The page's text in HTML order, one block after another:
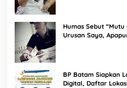
Humas Sebut
Urusan Saya,
BP Batam Siapkan
Digital, Daftar